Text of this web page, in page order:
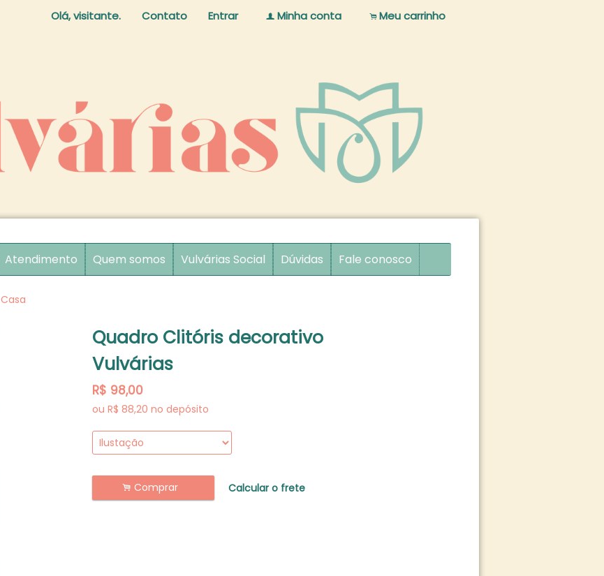
Olá, visitante. Contato Entrar f Minha conta . Meu carrinho
Atendimento Quem somos Vulvárias Social Dúvidas Fale conosco
Casa
Quadro Clitóris decorativo
Vulvárias
R$ 98,00
ou R$ 88,20 no depósito
. Comprar Calcular o frete